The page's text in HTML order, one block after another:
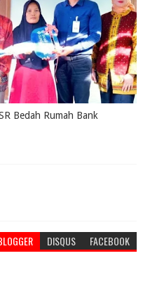
Bedah Rumah Bank
DISQUS FACEBOOK